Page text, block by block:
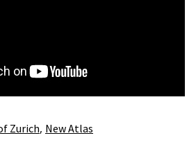
Zurich, New Atlas